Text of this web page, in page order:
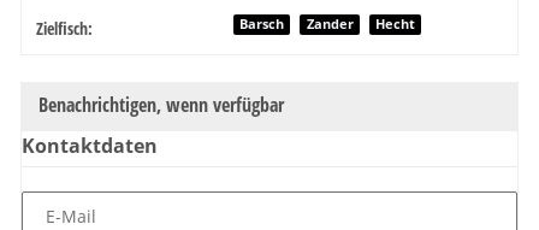
Produkteigenschaft
Wert
Zielfisch: Barsch Zander Hecht
Benachrichtigen, wenn verfügbar
Kontaktdaten
E-Mail